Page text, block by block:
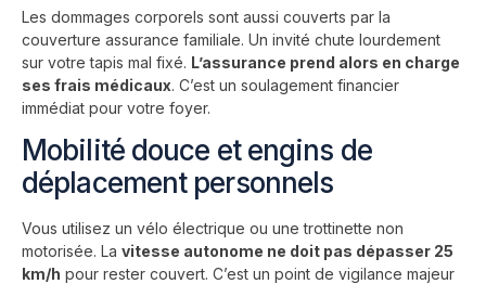
Les dommages corporels sont aussi couverts par la
couverture assurance familiale. Un invité chute lourdement
sur votre tapis mal fixé. L’assurance prend alors en charge
ses frais médicaux. C’est un soulagement financier
immédiat pour votre foyer.
Mobilité douce et engins de
déplacement personnels
Vous utilisez un vélo électrique ou une trottinette non
motorisée. La vitesse autonome ne doit pas dépasser 25
km/h pour rester couvert. C’est un point de vigilance majeur